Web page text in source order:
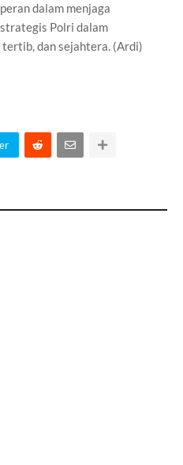
dalam menjaga
Polri dalam
tertib, dan sejahtera. (Ardi)